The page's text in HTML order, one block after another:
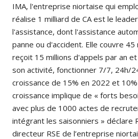
IMA, l'entreprise niortaise qui
réalise 1 milliard de CA est le
l'assistance, dont l'assistance
panne ou d'accident. Elle couvre 45
reçoit 15 millions d'appels par an
son activité, fonctionner 7/7, 24h/
croissance de 15% en 2022 et
croissance implique de « forts
avec plus de 1000 actes de
intégrant les saisonniers » déclare
directeur RSE de l’entreprise